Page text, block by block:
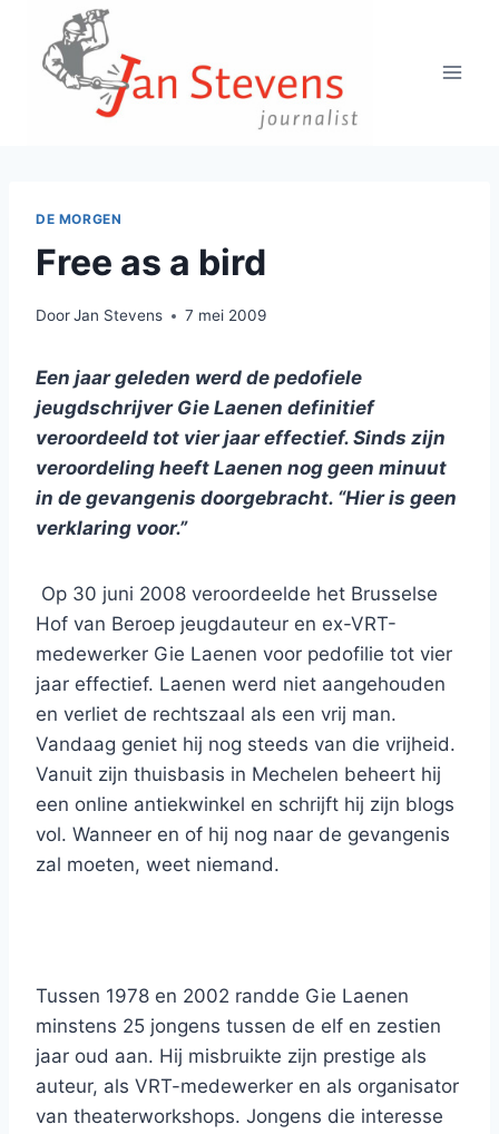
Doorgaan
inhoud
DE MORGEN
Free as a bird
DoorJan Stevens 7 mei 2009
Een jaar geleden werd de pedofiele
jeugdschrijver Gie Laenen definitief
veroordeeld tot vier jaar effectief. Sinds zijn
veroordeling heeft Laenen nog geen minuut
in de gevangenis doorgebracht. “Hier is geen
verklaring voor.”
Op 30 juni 2008 veroordeelde het Brusselse
Hof van Beroep jeugdauteur en ex-VRT-
medewerker Gie Laenen voor pedofilie tot vier
jaar effectief. Laenen werd niet aangehouden
en verliet de rechtszaal als een vrij man.
Vandaag geniet hij nog steeds van die vrijheid.
Vanuit zijn thuisbasis in Mechelen beheert hij
een online antiekwinkel en schrijft hij zijn blogs
vol. Wanneer en of hij nog naar de gevangenis
zal moeten, weet niemand.
Tussen 1978 en 2002 randde Gie Laenen
minstens 25 jongens tussen de elf en zestien
jaar oud aan. Hij misbruikte zijn prestige als
auteur, als VRT-medewerker en als organisator
van theaterworkshops. Jongens die interesse